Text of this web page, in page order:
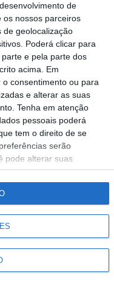
de
os nossos parceiros
de geolocalização
Poderá clicar para
e pela parte dos
acima. Em
consentimento ou para
e alterar as suas
Tenha em atenção
pessoais poderá
tem o direito de se
serão
pode alterar suas
a qualquer momento
"Privacidade" na parte
fazem
entre
nos
direitos reservados